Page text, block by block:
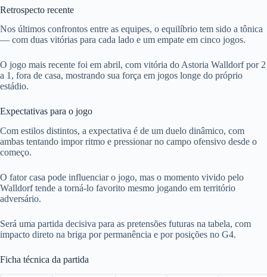
Retrospecto recente
Nos últimos confrontos entre as equipes, o equilíbrio tem sido a tônica
— com duas vitórias para cada lado e um empate em cinco jogos.
O jogo mais recente foi em abril, com vitória do Astoria Walldorf por 2
a 1, fora de casa, mostrando sua força em jogos longe do próprio
estádio.
Expectativas para o jogo
Com estilos distintos, a expectativa é de um duelo dinâmico, com
ambas tentando impor ritmo e pressionar no campo ofensivo desde o
começo.
O fator casa pode influenciar o jogo, mas o momento vivido pelo
Walldorf tende a torná-lo favorito mesmo jogando em território
adversário.
Será uma partida decisiva para as pretensões futuras na tabela, com
impacto direto na briga por permanência e por posições no G4.
Ficha técnica da partida